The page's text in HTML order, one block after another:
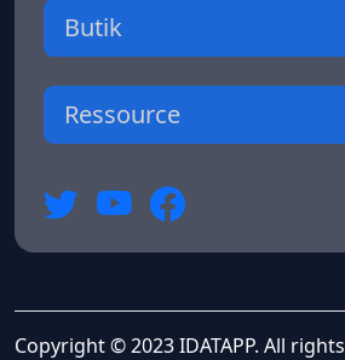
Butik
Ressource
Copyright © 2023 IDATAPP. All rights